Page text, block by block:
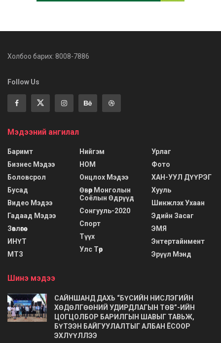
Холбоо барих: 8008-7886
Follow Us
Мэдээний ангилал
Баримт
Бизнес Мэдээ
Боловсрол
Бусад
Видео Мэдээ
Гадаад Мэдээ
Зөвлөгөө
ИНҮТ
МТЗ
Нийгэм
НОМ
Онцлох Мэдээ
Өвөр Монголын
Соёлын Өдрүүд
Сонгууль-2020
Спорт
Түүх
Улс Төр
Урлаг
Фото
ХАН-УУЛ ДҮҮРЭГ
Хууль
Шинжлэх Ухаан
Эдийн Засаг
ЭМЯ
Энтертайнмент
Эрүүл Мэнд
Шинэ мэдээ
САЙНШАНД ДАХЬ “БҮСИЙН НИСЛЭГИЙН
ХӨДӨЛГӨӨНИЙ УДИРДЛАГЫН ТӨВ”-ИЙН
ЦОГЦОЛБОР БАРИЛГЫН ШАВЫГ ТАВЬЖ,
БҮТЭЭН БАЙГУУЛАЛТЫГ АЛБАН ЁСООР
ЭХЛҮҮЛЛЭЭ